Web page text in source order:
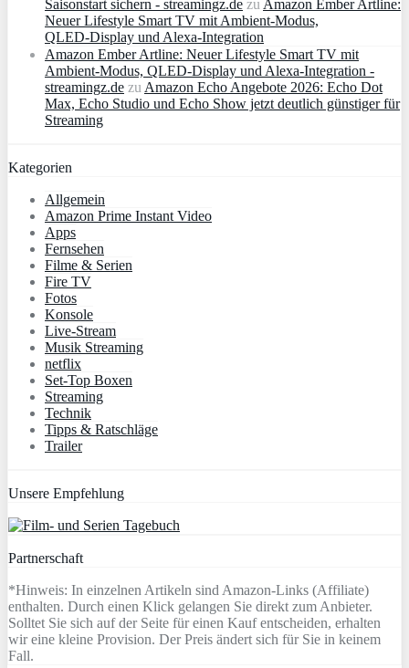
Saisonstart sichern - streamingz.de zuAmazon Ember Artline:
Neuer Lifestyle Smart TV mit Ambient‑Modus,
QLED‑Display und Alexa‑Integration
Amazon Ember Artline: Neuer Lifestyle Smart TV mit
Ambient‑Modus, QLED‑Display und Alexa‑Integration -
streamingz.de zuAmazon Echo Angebote 2026: Echo Dot
Max, Echo Studio und Echo Show jetzt deutlich günstiger für
Streaming
Kategorien
Allgemein
Amazon Prime Instant Video
Apps
Fernsehen
Filme & Serien
Fire TV
Fotos
Konsole
Live-Stream
Musik Streaming
netflix
Set-Top Boxen
Streaming
Technik
Tipps & Ratschläge
Trailer
Unsere Empfehlung
Partnerschaft
*Hinweis: In einzelnen Artikeln sind Amazon-Links (Affiliate)
enthalten. Durch einen Klick gelangen Sie direkt zum Anbieter.
Solltet Sie sich auf der Seite für einen Kauf entscheiden, erhalten
wir eine kleine Provision. Der Preis ändert sich für Sie in keinem
Fall.